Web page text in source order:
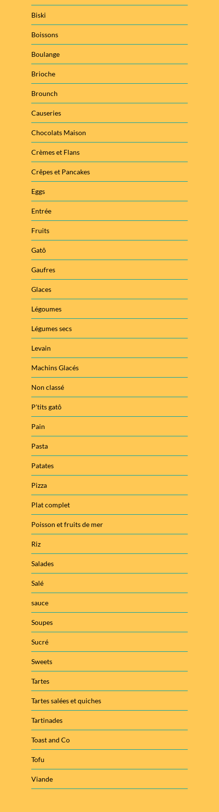
Biski
Boissons
Boulange
Brioche
Brounch
Causeries
Chocolats Maison
Crèmes et Flans
Crêpes et Pancakes
Eggs
Entrée
Fruits
Gatô
Gaufres
Glaces
Légoumes
Légumes secs
Levain
Machins Glacés
Non classé
P'tits gatô
Pain
Pasta
Patates
Pizza
Plat complet
Poisson et fruits de mer
Riz
Salades
Salé
sauce
Soupes
Sucré
Sweets
Tartes
Tartes salées et quiches
Tartinades
Toast and Co
Tofu
Viande